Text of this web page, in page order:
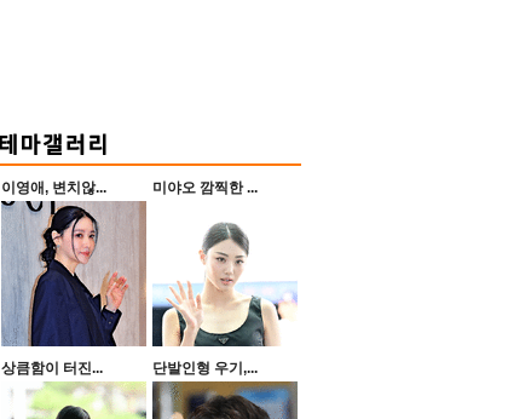
이영애, 변치않... 미야오 깜찍한 ...
상큼함이 터진... 단발인형 우기,...